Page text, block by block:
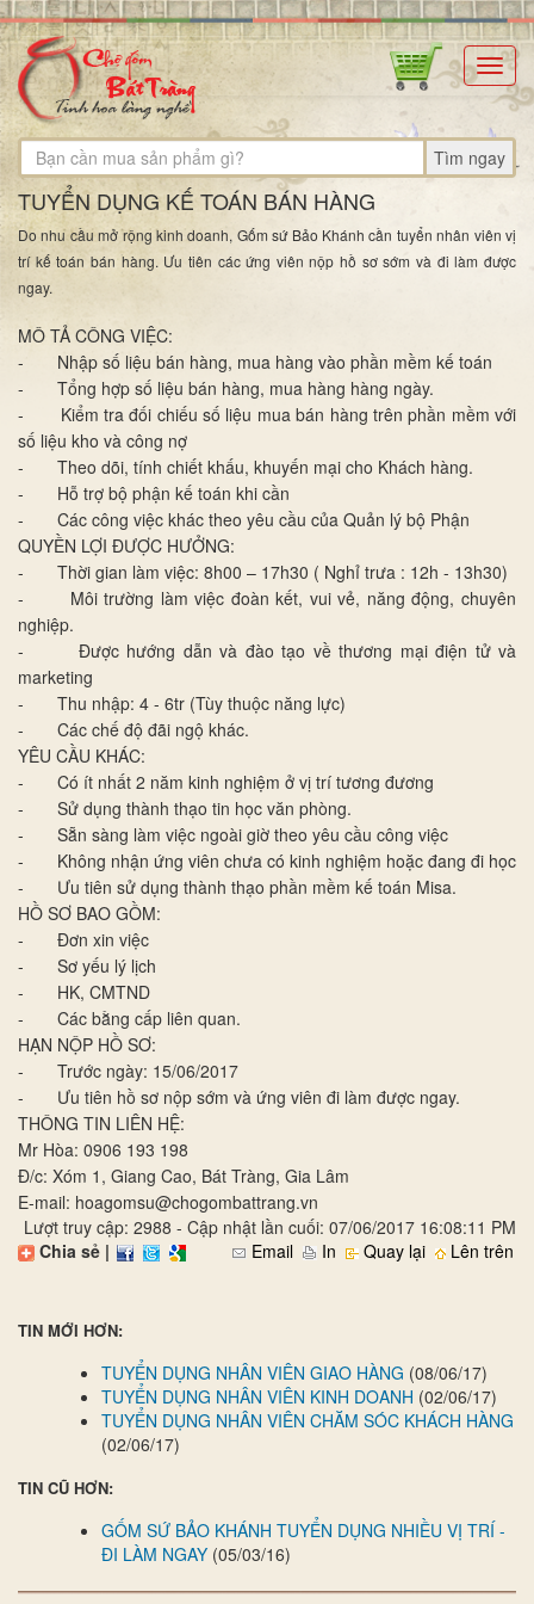
Tìm ngay
TUYỂN DỤNG KẾ TOÁN BÁN HÀNG
Do nhu cầu mở rộng kinh doanh, Gốm sứ Bảo Khánh cần tuyển nhân viên vị
trí kế toán bán hàng. Ưu tiên các ứng viên nộp hồ sơ sớm và đi làm được
ngay.
MÔ TẢ CÔNG VIỆC:
- Nhập số liệu bán hàng, mua hàng vào phần mềm kế toán
- Tổng hợp số liệu bán hàng, mua hàng hàng ngày.
- Kiểm tra đối chiếu số liệu mua bán hàng trên phần mềm với
số liệu kho và công nợ
- Theo dõi, tính chiết khấu, khuyến mại cho Khách hàng.
- Hỗ trợ bộ phận kế toán khi cần
- Các công việc khác theo yêu cầu của Quản lý bộ Phận
QUYỀN LỢI ĐƯỢC HƯỞNG:
- Thời gian làm việc: 8h00 – 17h30 ( Nghỉ trưa : 12h - 13h30)
- Môi trường làm việc đoàn kết, vui vẻ, năng động, chuyên
nghiệp.
- Được hướng dẫn và đào tạo về thương mại điện tử và
marketing
- Thu nhập: 4 - 6tr (Tùy thuộc năng lực)
- Các chế độ đãi ngộ khác.
YÊU CẦU KHÁC:
- Có ít nhất 2 năm kinh nghiệm ở vị trí tương đương
- Sử dụng thành thạo tin học văn phòng.
- Sẵn sàng làm việc ngoài giờ theo yêu cầu công việc
- Không nhận ứng viên chưa có kinh nghiệm hoặc đang đi học
- Ưu tiên sử dụng thành thạo phần mềm kế toán Misa.
HỒ SƠ BAO GỒM:
- Đơn xin việc
- Sơ yếu lý lịch
- HK, CMTND
- Các bằng cấp liên quan.
HẠN NỘP HỒ SƠ:
- Trước ngày: 15/06/2017
- Ưu tiên hồ sơ nộp sớm và ứng viên đi làm được ngay.
THÔNG TIN LIÊN HỆ:
Mr Hòa: 0906 193 198
Đ/c: Xóm 1, Giang Cao, Bát Tràng, Gia Lâm
E-mail: hoagomsu@chogombattrang.vn
Lượt truy cập: 2988 - Cập nhật lần cuối: 07/06/2017 16:08:11 PM
Chia sẻ |
Email In Quay lại Lên trên
TIN MỚI HƠN:
TUYỂN DỤNG NHÂN VIÊN GIAO HÀNG (08/06/17)
TUYỂN DỤNG NHÂN VIÊN KINH DOANH (02/06/17)
TUYỂN DỤNG NHÂN VIÊN CHĂM SÓC KHÁCH HÀNG
(02/06/17)
TIN CŨ HƠN:
GỐM SỨ BẢO KHÁNH TUYỂN DỤNG NHIỀU VỊ TRÍ -
ĐI LÀM NGAY (05/03/16)